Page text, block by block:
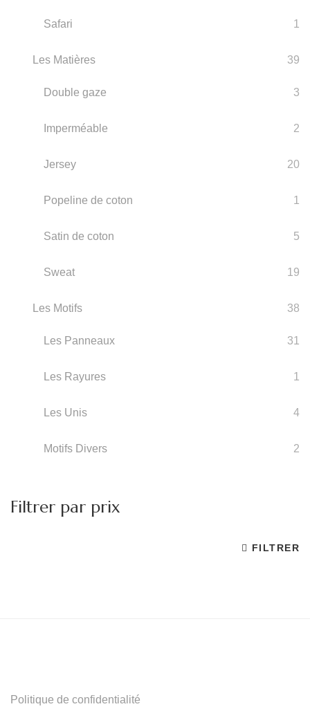
Safari 1
Les Matières 39
Double gaze 3
Imperméable 2
Jersey 20
Popeline de coton 1
Satin de coton 5
Sweat 19
Les Motifs 38
Les Panneaux 31
Les Rayures 1
Les Unis 4
Motifs Divers 2
Filtrer par prix
FILTRER
Politique de confidentialité